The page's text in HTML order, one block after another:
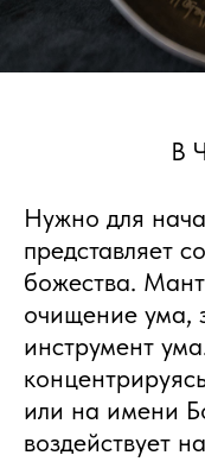
В
Нужно для
представляет
божества.
очищение ума,
инструмент
или на имени
воздействует